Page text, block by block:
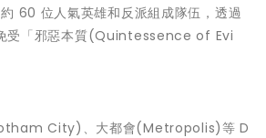
60 位人氣英雄和反派組成隊伍，透過
受「邪惡本質(Quintessence of Evi
City)、大都會(Metropolis)等 D